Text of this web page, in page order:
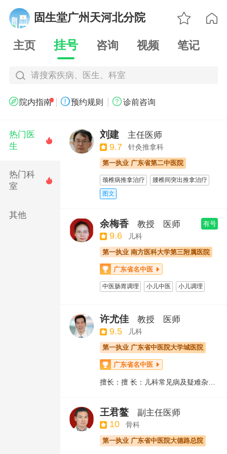
固生堂广州天河北分院  
主页 挂号 咨询 视频 笔记
请搜索疾病、医生、科室
 院内指南 预约规则 诊前咨询
热门医
生

热门科
室

其他
刘建 主任医师
9.7 针灸推拿科
第一执业 广东省第二中医院
颈椎病推拿治疗
腰椎间突出推拿治疗
产后调养
小针刀
神经阻滞
颞颌关节病综合性定制化治疗方案
肩周炎
中医治疗疼痛疾病
正骨
足踝疾病
腰椎间盘突出症针灸治疗
中医治疗神经系统疾病
牵引治疗
图文
余梅香 教授 医师 有号
9.6 儿科
第一执业 南方医科大学第三附属医院
广东省名中医 
中医肠胃调理 小儿中医
小儿调理
许尤佳 教授 医师
9.5 儿科
第一执业 广东省中医院大学城医院
广东省名中医 
擅长：擅 长：儿科常见病及疑难杂病，如哮喘、肺炎、顽固性咳嗽、汗症、遗尿、肾炎等
王君鳌 副主任医师
10 骨科
第一执业 广东省中医院大德路总院